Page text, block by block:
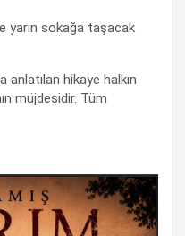
yarın sokağa taşacak
anlatılan hikaye halkın
müjdesidir. Tüm